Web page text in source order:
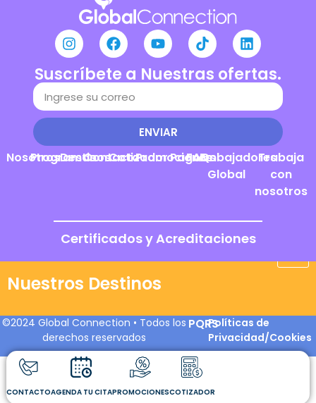
Suscríbete a Nuestras ofertas.
ENVIAR
Nosotros
Programas
Destinos
Contacto
Cotizador
Promociones
Pagos
FAQs
Embajadores
Global
Trabaja
con
nosotros
Certificados y Acreditaciones
Nuestros Destinos
©2024 Global Connection • Todos los
derechos reservados
PQRSPolíticas de
Privacidad/Cookies
CONTACTOAGENDA TU CITAPROMOCIONESCOTIZADOR